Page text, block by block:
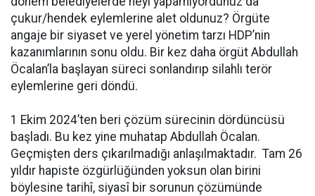
çukur/hendek eylemlerine alet oldunuz? Örgüte
angaje bir siyaset ve yerel yönetim tarzı HDP’nin
kazanımlarının sonu oldu. Bir kez daha örgüt Abdullah
Öcalan’la başlayan süreci sonlandırıp silahlı terör
eylemlerine geri döndü.
1 Ekim 2024’ten beri çözüm sürecinin dördüncüsü
başladı. Bu kez yine muhatap Abdullah Öcalan.
Geçmişten ders çıkarılmadığı anlaşılmaktadır. Tam 26
yıldır hapiste özgürlüğünden yoksun olan birini
böylesine tarihî, siyasî bir sorunun çözümünde